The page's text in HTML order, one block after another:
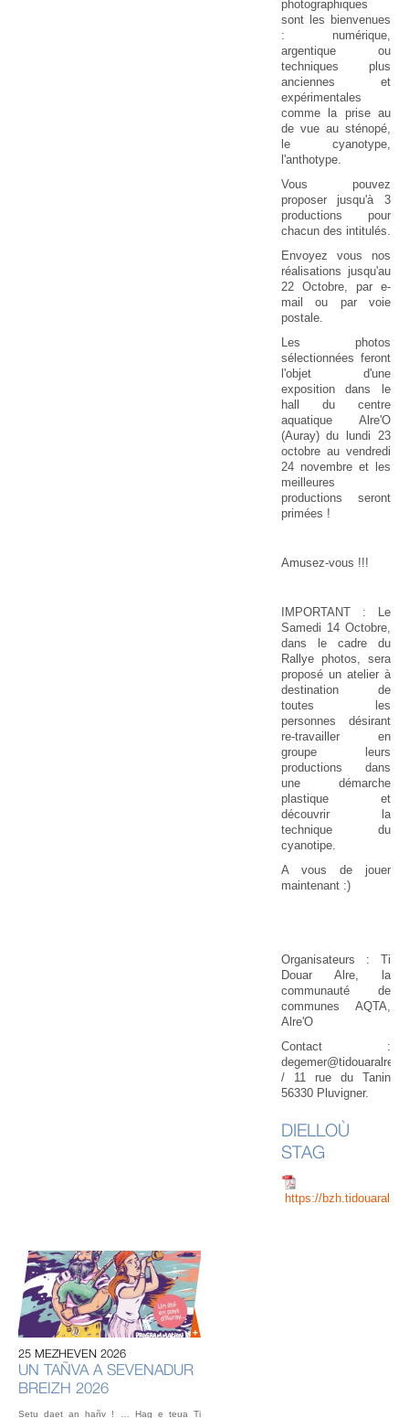
photographiques
sont les bienvenues
: numérique,
argentique ou
techniques plus
anciennes et
expérimentales
comme la prise au
de vue au sténopé,
le cyanotype,
l'anthotype.
Vous pouvez
proposer jusqu'à 3
productions pour
chacun des intitulés.
Envoyez vous nos
réalisations jusqu'au
22 Octobre, par e-
mail ou par voie
postale.
Les photos
sélectionnées feront
l'objet d'une
exposition dans le
hall du centre
aquatique Alre'O
(Auray) du lundi 23
octobre au vendredi
24 novembre et les
meilleures
productions seront
primées !
Amusez-vous !!!
IMPORTANT : Le
Samedi 14 Octobre,
dans le cadre du
Rallye photos, sera
proposé un atelier à
destination de
toutes les
personnes désirant
re-travailler en
groupe leurs
productions dans
une démarche
plastique et
découvrir la
technique du
cyanotipe.
A vous de jouer
maintenant :)
Organisateurs : Ti
Douar Alre, la
communauté de
communes AQTA,
Alre'O
Contact :
/ 11 rue du Tanin
56330 Pluvigner.
DIELLOÙ
STAG
https://
25 MEZHEVEN 2026
UN TAÑVA A SEVENADUR
BREIZH 2026
Setu daet an hañv ! … Hag e teua Ti